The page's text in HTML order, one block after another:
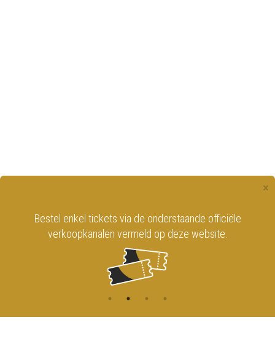
×
Bestel enkel tickets via de onderstaande officiële
verkoopkanalen vermeld op deze website.